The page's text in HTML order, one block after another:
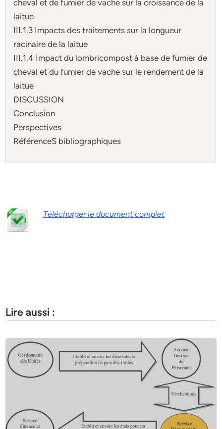
cheval et de fumier de vache sur la croissance de la
laitue
III.1.3 Impacts des traitements sur la longueur
racinaire de la laitue
III.1.4 Impact du lombricompost à base de fumier de
cheval et du fumier de vache sur le rendement de la
laitue
DISCUSSION
Conclusion
Perspectives
RéférenceS bibliographiques
Télécharger le document complet
Lire aussi :